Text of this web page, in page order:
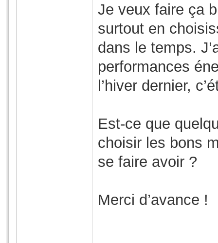
Je veux faire ça
surtout en
dans le temps.
performances
l’hiver dernier,
Est-ce que
choisir les bons
se faire avoir ?
Merci d’avance !